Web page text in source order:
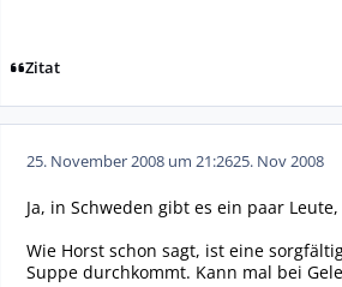
Zitat
25. November 2008 um 21:2625. Nov 2008
Ja, in Schweden gibt es ein paar
Wie Horst schon sagt, ist eine
Suppe durchkommt. Kann mal bei